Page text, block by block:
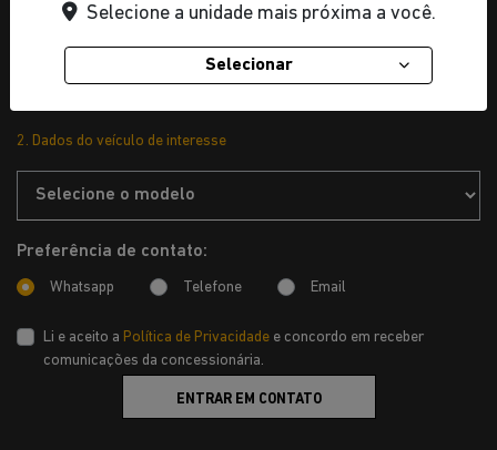
2. Dados do veículo de interesse
Preferência de contato:
Whatsapp Telefone Email
Li e aceito a Política de Privacidade e concordo em receber
comunicações da concessionária.
ENTRAR EM CONTATO
Selecione a unidade mais próxima a você.
Selecionar